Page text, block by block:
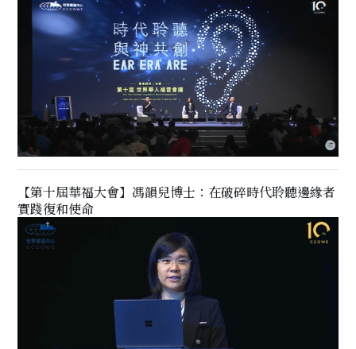
【第十屆華福大會】馮韻兒博士：在破碎時代聆聽邊緣者
實踐復和使命